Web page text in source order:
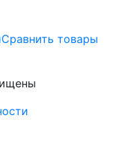
Сравнить товары